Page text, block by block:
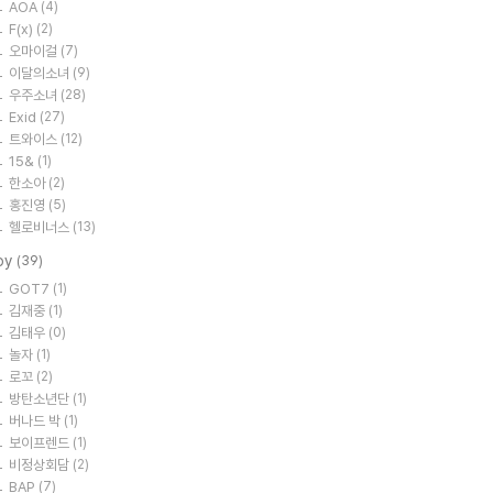
AOA (4)
F(x) (2)
오마이걸 (7)
이달의소녀 (9)
우주소녀 (28)
Exid (27)
트와이스 (12)
15& (1)
한소아 (2)
홍진영 (5)
헬로비너스 (13)
(39)
GOT7 (1)
김재중 (1)
김태우 (0)
놀자 (1)
로꼬 (2)
방탄소년단 (1)
버나드 박 (1)
보이프렌드 (1)
비정상회담 (2)
BAP (7)